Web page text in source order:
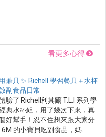
看更多心得
兼具 ✨ Richell 學習餐具＋水杯
副食品日常
驗了 Richell利其爾 T.L.I 系列學
典水杯組，用了幾次下來，真
好幫手！忍不住想來跟大家分
6M 的小寶貝吃副食品，媽...